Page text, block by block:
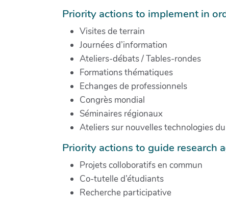
Priority actions to implement in
Visites de terrain
Journées d’information
Ateliers-débats / Tables-rondes
Formations thématiques
Echanges de professionnels
Congrès mondial
Séminaires régionaux
Ateliers sur nouvelles technologies
Priority actions to guide research
Projets colloboratifs en commun
Co-tutelle d’étudiants
Recherche participative